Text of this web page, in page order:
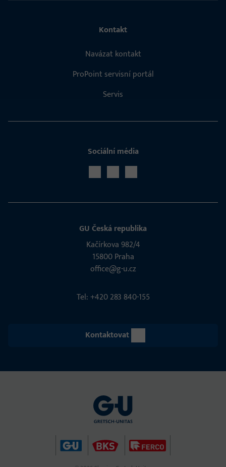
Kontakt
Navázat kontakt
ProPoint servisní portál
Servis
Sociální média
GU Česká republika
Kačírkova 982/4
15800 Praha
office@g-u.cz
Tel: +420 283 840-155
Kontaktovat